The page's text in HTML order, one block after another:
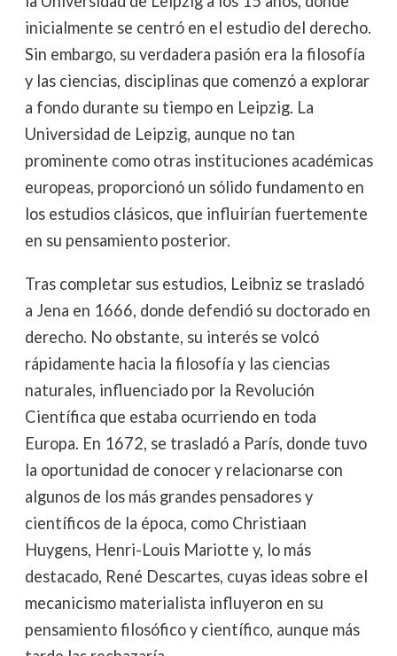
inicialmente se centró en el estudio del derecho.
Sin embargo, su verdadera pasión era la filosofía
y las ciencias, disciplinas que comenzó a explorar
a fondo durante su tiempo en Leipzig. La
Universidad de Leipzig, aunque no tan
prominente como otras instituciones académicas
europeas, proporcionó un sólido fundamento en
los estudios clásicos, que influirían fuertemente
en su pensamiento posterior.
Tras completar sus estudios, Leibniz se trasladó
a Jena en 1666, donde defendió su doctorado en
derecho. No obstante, su interés se volcó
rápidamente hacia la filosofía y las ciencias
naturales, influenciado por la Revolución
Científica que estaba ocurriendo en toda
Europa. En 1672, se trasladó a París, donde tuvo
la oportunidad de conocer y relacionarse con
algunos de los más grandes pensadores y
científicos de la época, como Christiaan
Huygens, Henri-Louis Mariotte y, lo más
destacado, René Descartes, cuyas ideas sobre el
mecanicismo materialista influyeron en su
pensamiento filosófico y científico, aunque más